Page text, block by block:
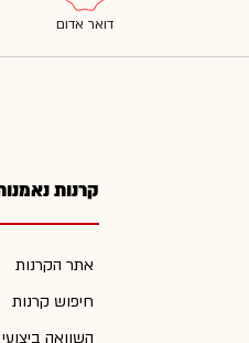
קרנות
אתר הקרנות
חיפוש קרנות
השוואה